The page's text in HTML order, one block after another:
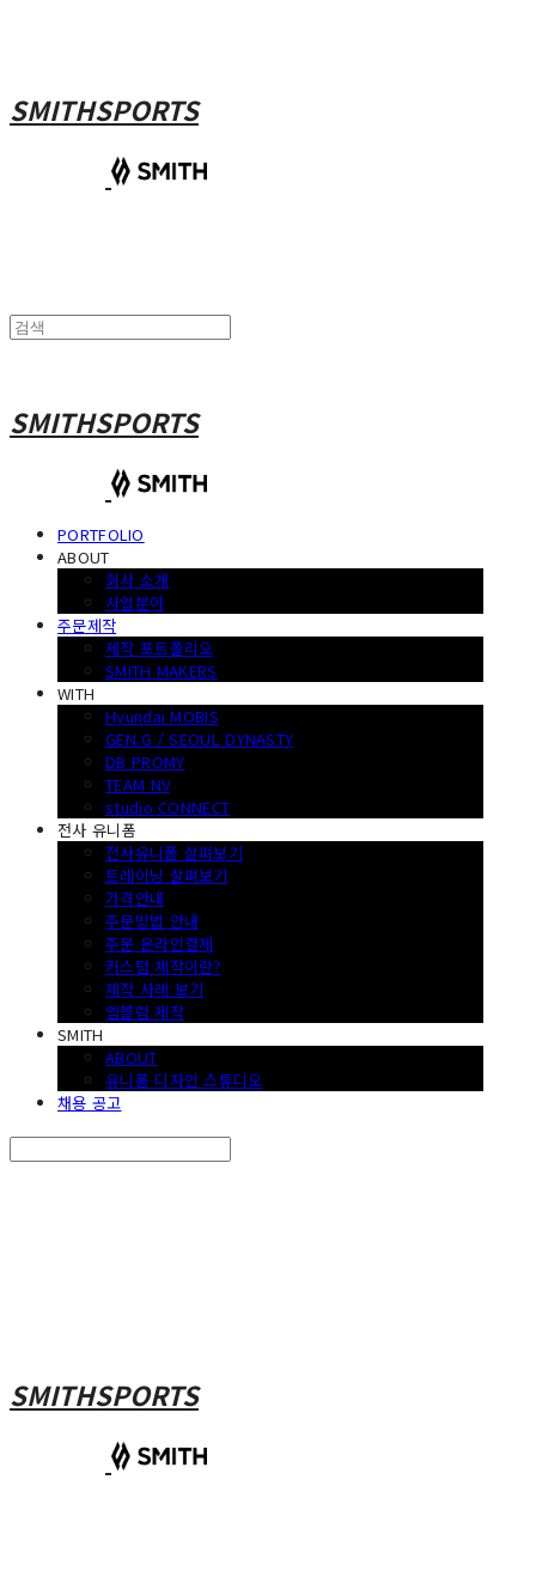
SMITHSPORTS
SMITHSPORTS
PORTFOLIO
ABOUT
회사 소개
사업분야
주문제작
제작 포트폴리오
SMITH MAKERS
WITH
Hyundai MOBIS
GEN.G / SEOUL DYNASTY
DB PROMY
TEAM NV
studio CONNECT
전사 유니폼
전사유니폼 살펴보기
트레이닝 살펴보기
가격안내
주문방법 안내
주문 온라인결제
커스텀 제작이란?
제작 사례 보기
엠블럼 제작
SMITH
ABOUT
유니폼 디자인 스튜디오
채용 공고
SMITHSPORTS